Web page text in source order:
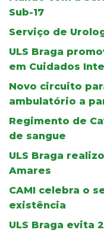
Sub-17
Serviço de
ULS Braga
em Cuidados
Novo circuito
ambulatório a
Regimento de
de sangue
ULS Braga
Amares
CAMI celebra o
existência
ULS Braga evita